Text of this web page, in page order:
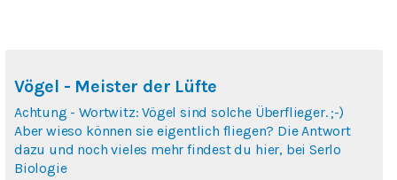
Vögel - Meister der Lüfte
Achtung - Wortwitz: Vögel sind solche Überflieger. ;-)
Aber wieso können sie eigentlich fliegen? Die Antwort
dazu und noch vieles mehr findest du hier, bei Serlo
Biologie